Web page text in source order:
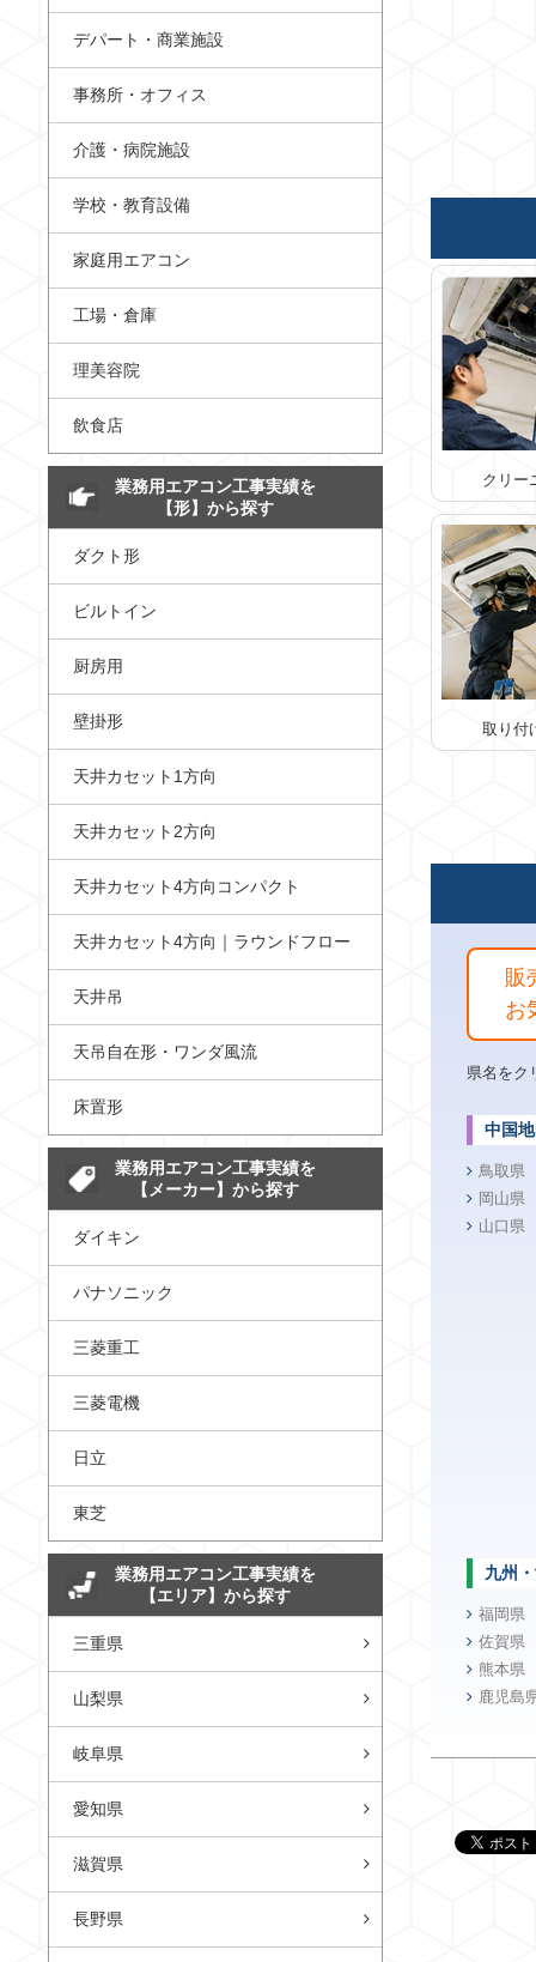
クリー
取り付
販
お
県名をク
中国
鳥取県
岡山県
山口県
九州
福岡県
佐賀県
熊本県
鹿児島
デパート・商業施設
事務所・オフィス
介護・病院施設
学校・教育設備
家庭用エアコン
工場・倉庫
理美容院
飲食店
業務用エアコン工事実績を
【形】から探す
ダクト形
ビルトイン
厨房用
壁掛形
天井カセット1方向
天井カセット2方向
天井カセット4方向コンパクト
天井カセット4方向｜ラウンドフロー
天井吊
天吊自在形・ワンダ風流
床置形
業務用エアコン工事実績を
【メーカー】から探す
ダイキン
パナソニック
三菱重工
三菱電機
日立
東芝
業務用エアコン工事実績を
【エリア】から探す
三重県
山梨県
岐阜県
愛知県
滋賀県
長野県